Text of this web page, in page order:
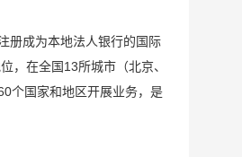
册成为本地法人银行的国际
，在全国13所城市（北京、
个国家和地区开展业务，是